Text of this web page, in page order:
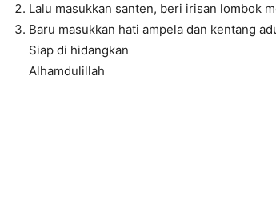
Lalu masukkan santen, beri irisan lombok
Baru masukkan hati ampela dan kentang
Siap di hidangkan
Alhamdulillah